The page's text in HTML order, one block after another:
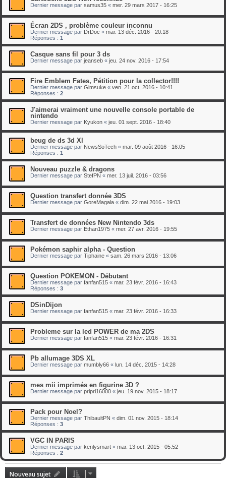
Dernier message par samus35 « mer. 29 mars 2017 - 16:25
Écran 2DS , problème couleur inconnu
Dernier message par DrDoc « mar. 13 déc. 2016 - 20:18
Réponses : 1
Casque sans fil pour 3 ds
Dernier message par jeanseb « jeu. 24 nov. 2016 - 17:54
Fire Emblem Fates, Pétition pour la collector!!!!
Dernier message par Gimsuke « ven. 21 oct. 2016 - 10:41
Réponses : 2
J'aimerai vraiment une nouvelle console portable de
nintendo
Dernier message par Kyukon « jeu. 01 sept. 2016 - 18:40
beug de ds 3d Xl
Dernier message par NewsSoTech « mar. 09 août 2016 - 16:05
Réponses : 1
Nouveau puzzle & dragons
Dernier message par StefPN « mer. 13 juil. 2016 - 03:56
Question transfert donnée 3DS
Dernier message par GoreMagala « dim. 22 mai 2016 - 19:03
Transfert de données New Nintendo 3ds
Dernier message par Ethan1975 « mer. 27 avr. 2016 - 19:55
Pokémon saphir alpha - Question
Dernier message par Tiphaine « sam. 26 mars 2016 - 13:06
Question POKEMON - Débutant
Dernier message par fanfan515 « mar. 23 févr. 2016 - 16:43
Réponses : 3
DSinDijon
Dernier message par fanfan515 « mar. 23 févr. 2016 - 16:33
Probleme sur la led POWER de ma 2DS
Dernier message par fanfan515 « mar. 23 févr. 2016 - 16:31
Pb allumage 3DS XL
Dernier message par mumbly66 « lun. 14 déc. 2015 - 14:28
mes mii imprimés en figurine 3D ?
Dernier message par pripri16000 « jeu. 19 nov. 2015 - 18:17
Pack pour Noel?
Dernier message par ThibaultPN « dim. 01 nov. 2015 - 18:14
Réponses : 3
VGC IN PARIS
Dernier message par kenlysmart « mar. 13 oct. 2015 - 05:52
Réponses : 2
Nouveau sujet